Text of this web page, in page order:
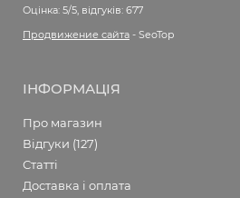
Оцінка: 5/5, відгуків: 677
Продвижение сайта - SeoTop
ІНФОРМАЦІЯ
Про магазин
Відгуки (127)
Статті
Доставка і оплата